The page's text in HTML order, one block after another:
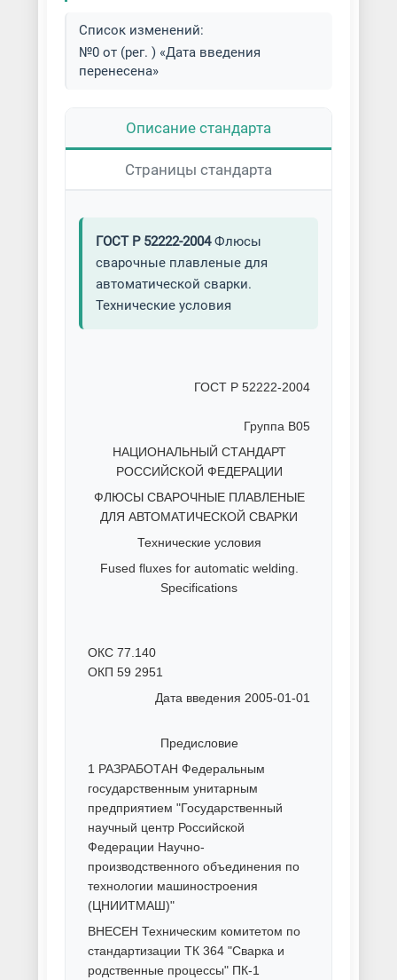
Список изменений:
№0 от (рег. ) «Дата введения
перенесена»
Описание стандарта
Страницы стандарта
ГОСТ Р 52222-2004Флюсы
сварочные плавленые для
автоматической сварки.
Технические условия